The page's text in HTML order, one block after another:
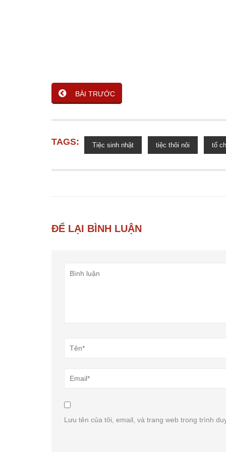
BÀI TRƯỚC
TAGS: Tiệc sinh nhật tiệc thôi nôi tổ
ĐỂ LẠI BÌNH LUẬN
Lưu tên của tôi, email, và trang web trong trình